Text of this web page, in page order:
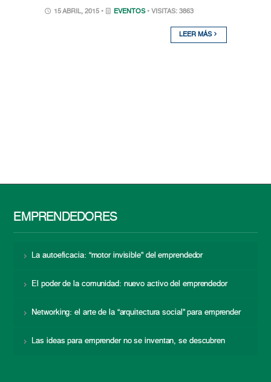
15 ABRIL, 2015 • EVENTOS • VISITAS: 3863
LEER MÁS
EMPRENDEDORES
La autoeficacia: “motor invisible” del emprendedor
El poder de la comunidad: nuevo activo del emprendedor
Networking: el arte de la “arquitectura social” para emprender
Las ideas para emprender no se inventan, se descubren